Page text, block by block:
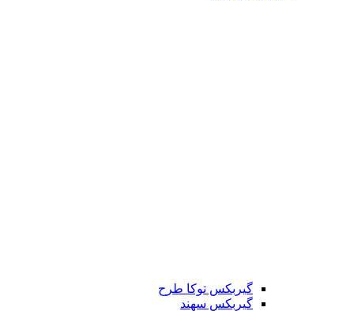
گیربکس توکا طرح
گیربکس سهند